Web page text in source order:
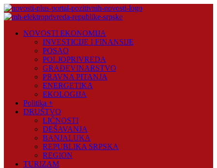
Skip
to
Plus
NOVOSTI EKONOMIJA
INVESTICIJE I FINANSIJE
POSAO
POLJOPRIVREDA
GRAĐEVINARSTVO
PRAVNA PITANJA
ENERGETIKA
EKOLOGIJA
Politika +
DRUŠTVO
LIČNOSTI
DEŠAVANJA
BANJALUKA
REPUBLIKA SRPSKA
REGION
TURIZAM